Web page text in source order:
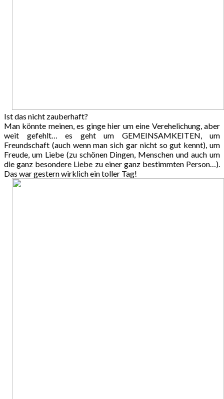
Ist das nicht zauberhaft?
Man könnte meinen, es ginge hier um eine Verehelichung, aber
weit gefehlt… es geht um GEMEINSAMKEITEN, um
Freundschaft (auch wenn man sich gar nicht so gut kennt), um
Freude, um Liebe (zu schönen Dingen, Menschen und auch um
die ganz besondere Liebe zu einer ganz bestimmten Person…).
Das war gestern wirklich ein toller Tag!